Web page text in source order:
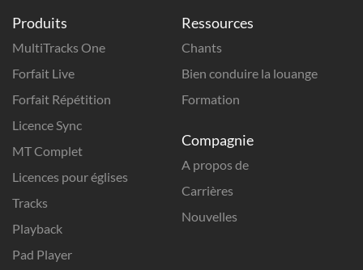
Produits
MultiTracks One
Forfait Live
Forfait Répétition
Licence Sync
MT Complet
Licences pour églises
Tracks
Playback
Pad Player
Ressources
Chants
Bien conduire la louange
Formation
Compagnie
A propos de
Carrières
Nouvelles